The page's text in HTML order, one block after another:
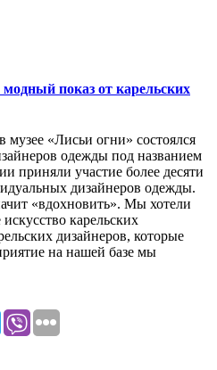
модный показ от карельских
музее «Лисьи огни» состоялся
одежды под названием
приняли участие более десяти
дизайнеров одежды.
«вдохновить». Мы хотели
карельских
дизайнеров, которые
на нашей базе мы